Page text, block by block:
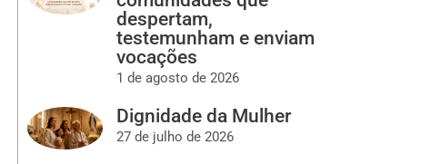
despertam,
testemunham e enviam
vocações
1 de agosto de 2026
Dignidade da Mulher
27 de julho de 2026